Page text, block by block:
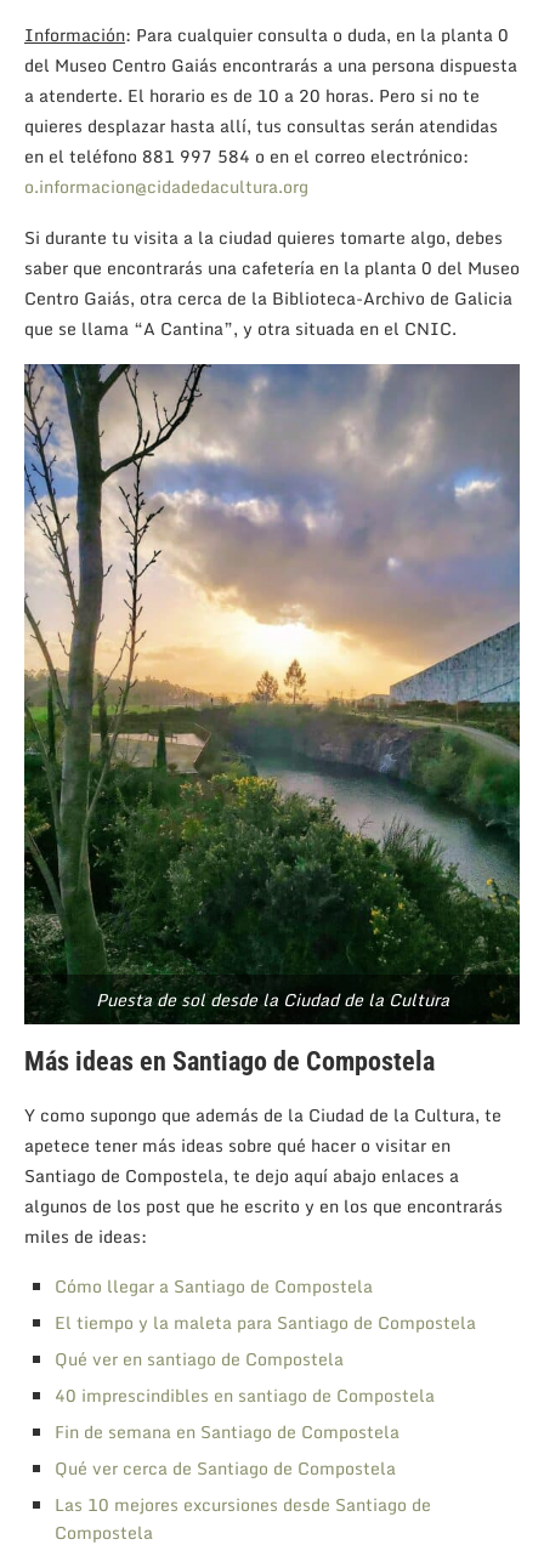
Información: Para cualquier consulta o duda, en la planta 0
del Museo Centro Gaiás encontrarás a una persona dispuesta
a atenderte. El horario es de 10 a 20 horas. Pero si no te
quieres desplazar hasta allí, tus consultas serán atendidas
en el teléfono 881 997 584 o en el correo electrónico:
o.informacion@cidadedacultura.org
Si durante tu visita a la ciudad quieres tomarte algo, debes
saber que encontrarás una cafetería en la planta 0 del Museo
Centro Gaiás, otra cerca de la Biblioteca-Archivo de Galicia
que se llama “A Cantina”, y otra situada en el CNIC.
Puesta de sol desde la Ciudad de la Cultura
Más ideas en Santiago de Compostela
Y como supongo que además de la Ciudad de la Cultura, te
apetece tener más ideas sobre qué hacer o visitar en
Santiago de Compostela, te dejo aquí abajo enlaces a
algunos de los post que he escrito y en los que encontrarás
miles de ideas:
Cómo llegar a Santiago de Compostela
El tiempo y la maleta para Santiago de Compostela
Qué ver en santiago de Compostela
40 imprescindibles en santiago de Compostela
Fin de semana en Santiago de Compostela
Qué ver cerca de Santiago de Compostela
Las 10 mejores excursiones desde Santiago de
Compostela